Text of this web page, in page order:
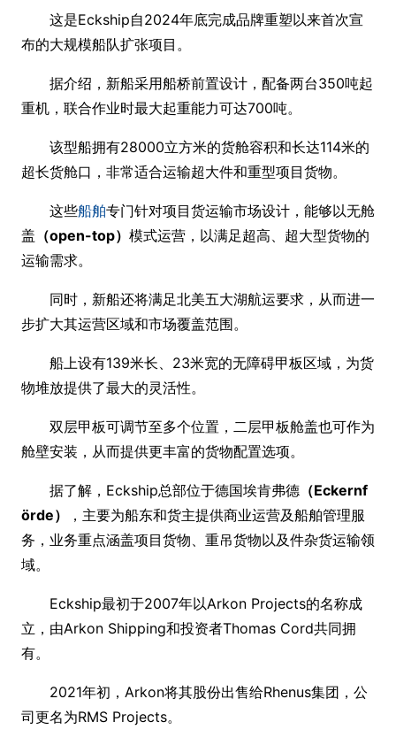
这是Eckship自2024年底完成品牌重塑以来首次宣
布的大规模船队扩张项目。
据介绍，新船采用船桥前置设计，配备两台350吨起
重机，联合作业时最大起重能力可达700吨。
该型船拥有28000立方米的货舱容积和长达114米的
超长货舱口，非常适合运输超大件和重型项目货物。
这些船舶专门针对项目货运输市场设计，能够以无舱
盖 （open-top） 模式运营，以满足超高、超大型货物的
运输需求。
同时，新船还将满足北美五大湖航运要求，从而进一
步扩大其运营区域和市场覆盖范围。
船上设有139米长、23米宽的无障碍甲板区域，为货
物堆放提供了最大的灵活性。
双层甲板可调节至多个位置，二层甲板舱盖也可作为
舱壁安装，从而提供更丰富的货物配置选项。
据了解，Eckship总部位于德国埃肯弗德 （Eckernf
örde）
，主要为船东和货主提供商业运营及船舶管理服
务，业务重点涵盖项目货物、重吊货物以及件杂货运输领
域。
Eckship最初于2007年以Arkon Projects的名称成
立，由Arkon Shipping和投资者Thomas Cord共同拥
有。
2021年初，Arkon将其股份出售给Rhenus集团，公
司更名为RMS Projects。